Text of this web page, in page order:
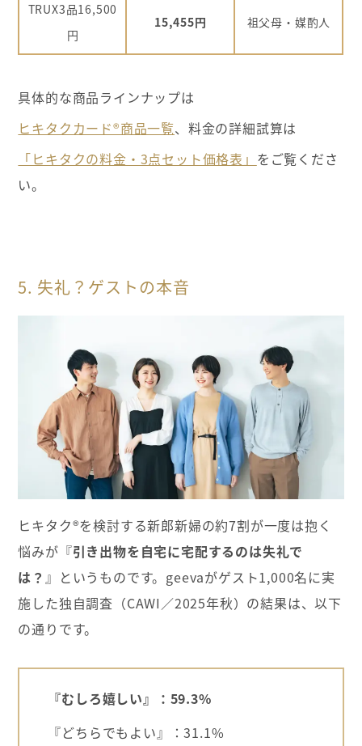
TRUX3品16,500
円
15,455円 祖父母・媒酌人
具体的な商品ラインナップは
ヒキタクカード®商品一覧、料金の詳細試算は
「ヒキタクの料金・3点セット価格表」 をご覧くださ
い。
5. 失礼？ゲストの本音
ヒキタク®を検討する新郎新婦の約7割が一度は抱く
悩みが『引き出物を自宅に宅配するのは失礼で
は？』というものです。geevaがゲスト1,000名に実
施した独自調査（CAWI／2025年秋）の結果は、以下
の通りです。
『むしろ嬉しい』：59.3%
『どちらでもよい』：31.1%